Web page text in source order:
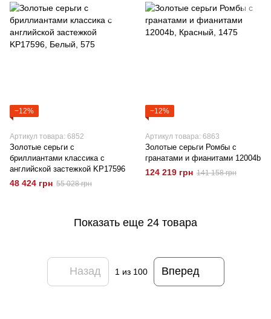
−12%
Артикул товара: 6852
Золотые серьги с
бриллиантами классика с
английской застежкой KP17596
48 424 грн 55 028 грн
−12%
Артикул товара: 6863
Золотые серьги Ромбы с
гранатами и фианитами 12004b
124 219 грн 141 158 грн
Показать еще 24 товара
Назад 1 из 100 Вперед